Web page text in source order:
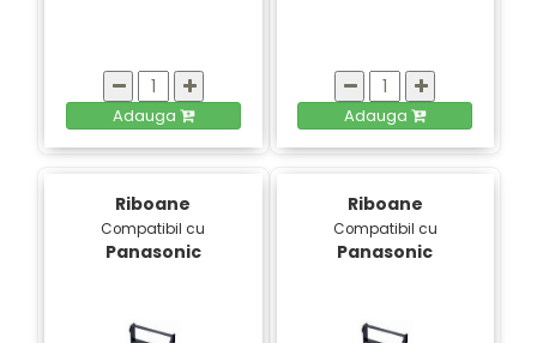
Adauga Adauga
Riboane
Compatibil cu
Panasonic
Riboane
Compatibil cu
Panasonic